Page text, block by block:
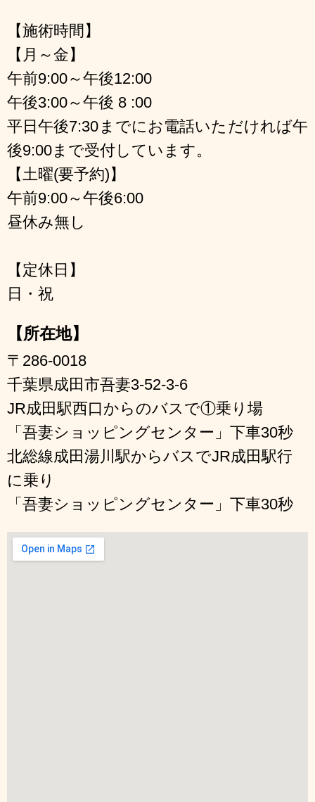
【施術時間】
【月～金】
午前9:00～午後12:00
午後3:00～午後 8 :00
平日午後7:30までにお電話いただければ午
後9:00まで受付しています。
【土曜(要予約)】
午前9:00～午後6:00
昼休み無し
【定休日】
日・祝
【所在地】
〒286-0018
千葉県成田市吾妻3-52-3-6
JR成田駅西口からのバスで①乗り場
「吾妻ショッピングセンター」下車30秒
北総線成田湯川駅からバスでJR成田駅行
に乗り
「吾妻ショッピングセンター」下車30秒